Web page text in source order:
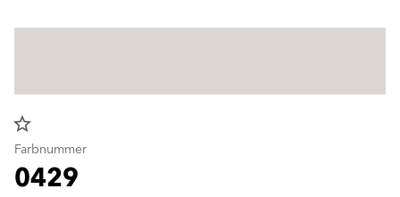
star_border
Farbnummer
0429